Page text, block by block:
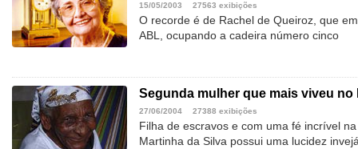
15/05/2003 27563 exibições
O recorde é de Rachel de Queiroz, que
ABL, ocupando a cadeira número cinco
Segunda mulher que mais viveu no
27/06/2004 27388 exibições
Filha de escravos e com uma fé incrível
Martinha da Silva possui uma lucidez